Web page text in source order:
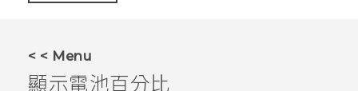
< < Menu
顯示電池百分比